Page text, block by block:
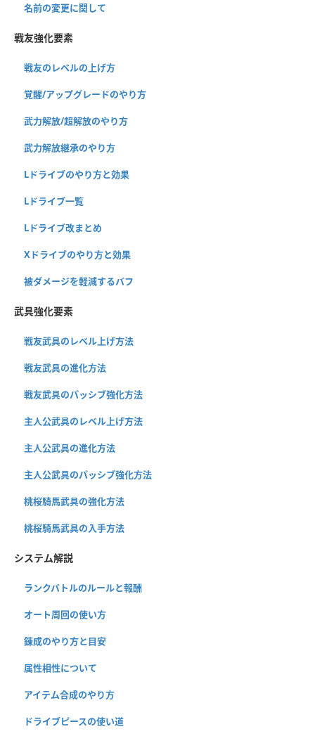
名前の変更に関して
戦友強化要素
戦友のレベルの上げ方
覚醒/アップグレードのやり方
武力解放/超解放のやり方
武力解放継承のやり方
Lドライブのやり方と効果
Lドライブ一覧
Lドライブ改まとめ
Xドライブのやり方と効果
被ダメージを軽減するバフ
武具強化要素
戦友武具のレベル上げ方法
戦友武具の進化方法
戦友武具のパッシブ強化方法
主人公武具のレベル上げ方法
主人公武具の進化方法
主人公武具のパッシブ強化方法
桃桜騎馬武具の強化方法
桃桜騎馬武具の入手方法
システム解説
ランクバトルのルールと報酬
オート周回の使い方
錬成のやり方と目安
属性相性について
アイテム合成のやり方
ドライブピースの使い道